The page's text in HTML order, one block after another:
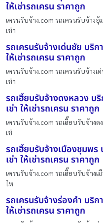
ให้เช่ารถเครน ราคาถูก
เครนรับจ้าง.com รถเครนรับจ้างอุ้
เช่า
รถเครนรับจ้างเด่นชัย บริก
ให้เช่ารถเครน ราคาถูก
เครนรับจ้าง.com รถเครนรับจ้างเ
เช่า
รถเฮี๊ยบรับจ้างดงหลวง บริ
เช่า ให้เช่ารถเครน ราคาถูก
เครนรับจ้าง.com รถเฮี๊ยบรับจ้างด
เช่
รถเฮี๊ยบรับจ้างเมืองชุมพร
เช่า ให้เช่ารถเครน ราคาถูก
เครนรับจ้าง.com รถเฮี๊ยบรับจ้าง
ให
รถเครนรับจ้างร่องคำ บริก
ให้เช่ารถเครน ราคาถูก